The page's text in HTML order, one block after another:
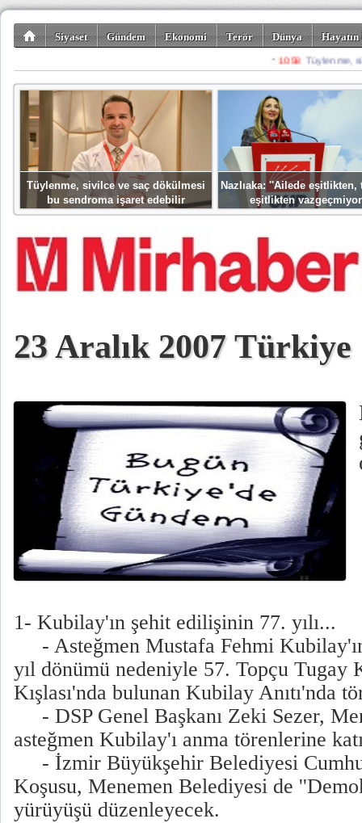
Siyaset Gündem Ekonomi Terör Dünya
Spor Misafir
Tüylenme, sivilce ve saç dökülmesi
bu sendroma işaret edebilir
Nazlıaka: ''Ailede eşitlikten,
eşitlikten
23 Aralık 2007
1- Kubilay'ın şehit edilişinin 77. yılı...
- Asteğmen Mustafa Fehmi
yıl dönümü nedeniyle 57. Topçu Tugay
Kışlası'nda bulunan Kubilay Anıtı'nda
- DSP Genel Başkanı Zeki Sezer,
asteğmen Kubilay'ı anma törenlerine
- İzmir Büyükşehir Belediyesi
Koşusu, Menemen Belediyesi de
yürüyüşü düzenleyecek.